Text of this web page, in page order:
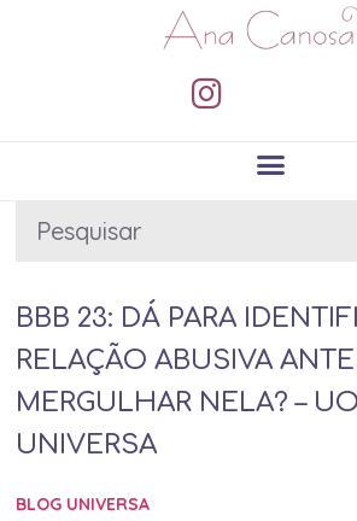
BBB 23: DÁ PARA
RELAÇÃO ABUSIVA
MERGULHAR NELA? –
UNIVERSA
BLOG UNIVERSA